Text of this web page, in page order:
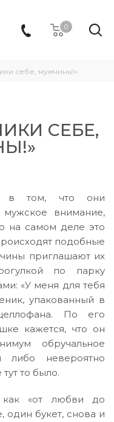
0
себе, мужчины!»
СЕБЕ,
в том, что они
внимание,
на самом деле это
подобные
приглашают их
по парку
«У меня для тебя
упакованный в
По его
кажется, что он
обручальное
либо невероятно
то было.
как «от любви до
один букет, снова и